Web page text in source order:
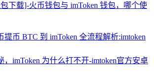
下载]-火币钱包与 imToken 钱包，哪个使
提币 BTC 到 imToken 全流程解析:imtoken
，imToken 为什么打不开-imtoken官方安卓